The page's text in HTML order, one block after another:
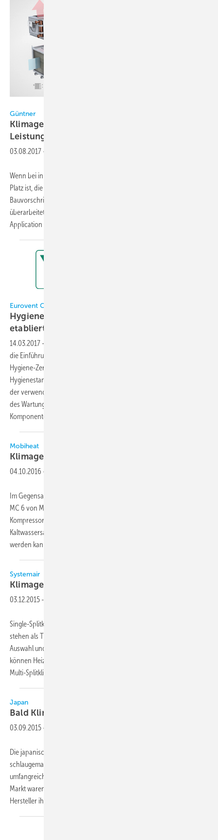
Güntner
Klimageräte für Innenaufstellung:
Leistungsstark und
03.08.2017 -
Wenn bei innerstädtischen Projekten für die Außenaufstellung kein
Platz ist, die Schallschutzvorgaben streng sind und die
Bauvorschriften eine einfache Lösung verhindern, werden die
überarbeiteten Indoor-Klimageräte für Innenaufstellung in der
Application Produktlinie von Güntner eingesetzt.
Eurovent Certita Certification
Hygiene-Zertifizierung für Klimageräte
etabliert
14.03.2017 -
die Einführung einer neuen Zertifizierung angekündigt, nämlich einer
Hygiene-Zertifizierung von Klimageräten. Diese soll den
Hygienestandard eines Klimagerätes durch Überprüfung der Qualität
der verwendeten Materialien, der ausgewählten Komponenten sowie
des Wartungsniveaus des Gesamtgeräts und seiner einzelnen
Komponenten
Mobiheat
Klimagerät besonders
04.10.2016 -
Im Gegensatz zu herkömmlichen Splitgeräten besteht beim Klimagerät
MC 6 von Mobiheat die Inneneinheit lediglich aus einem Lüfter ohne
Kompressor. Bei der Außeneinheit handelt es sich um einen
Kaltwassersatz (6 kW), der auch zur Prozesskühlung eingesetzt
werden kann. Es befindet sich
Systemair
Klimageräte: Single- oder Multisplit zur
03.12.2015 -
Single-Splitklimageräte Sysplit von Systemair mit DC-Invertertechnik
stehen als Truhen-, Kassetten-, Wand- und Kanal-Versionen zur
Auswahl und punkten durch einen geringen Energieverbrauch. Es
können Heiz- und Kühlleistungen von 2,7 bis 35,0 kW erreicht werden.
Multi-Splitklimageräte
Japan
Bald Klimageräte mit
03.09.2015 -
Die japanische Kälte- und Klimafachzeitschrift JARN hat sich
schlaugemacht zum Thema Klimageräte mit R 290“. Auslöser für die
umfangreiche Feldforschung der Journalisten auf dem chinesischen
Markt waren Meldungen in der Fachzeitschrift, nach denen Chinas
Hersteller ihre